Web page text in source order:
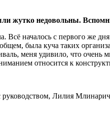
жутко недовольны.
Всё началось с первого же
была куча таких
меня удивило, что
относится к
руководством, Лилия